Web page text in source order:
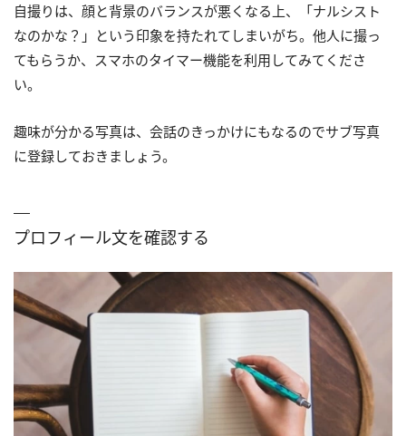
自撮りは、顔と背景のバランスが悪くなる上、「ナルシスト
なのかな？」という印象を持たれてしまいがち。他人に撮っ
てもらうか、スマホのタイマー機能を利用してみてくださ
い。
趣味が分かる写真は、会話のきっかけにもなるのでサブ写真
に登録しておきましょう。
プロフィール文を確認する